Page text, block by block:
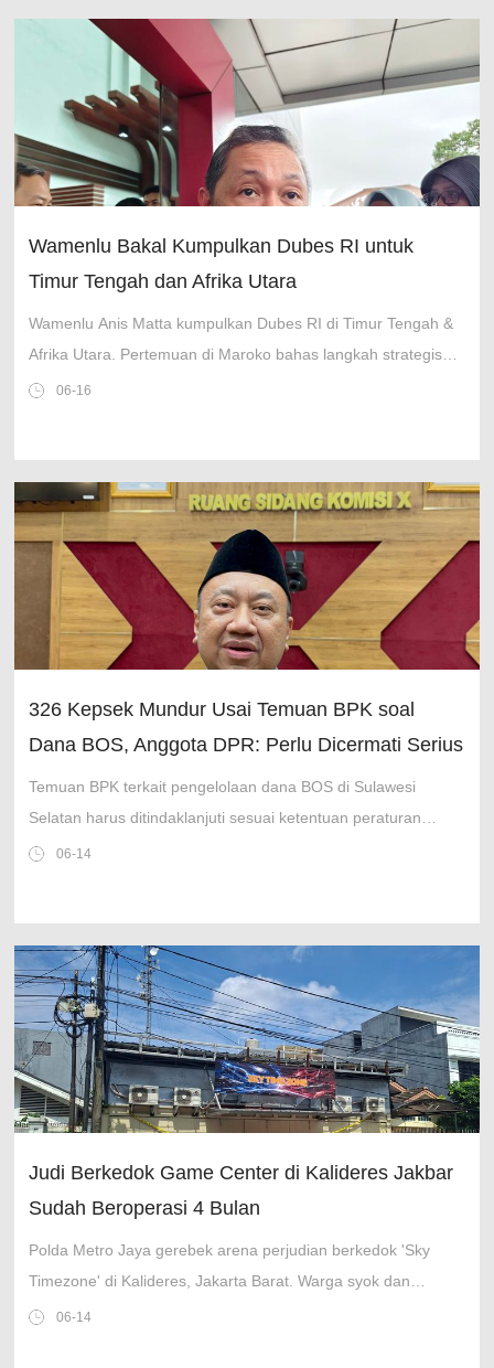
Wamenlu Bakal Kumpulkan Dubes RI untuk
Timur Tengah dan Afrika Utara
Wamenlu Anis Matta kumpulkan Dubes RI di Timur Tengah &
Afrika Utara. Pertemuan di Maroko bahas langkah strategis
tingkatkan ekonomi bilateral di tengah geopolitik dinamis.
06-16
326 Kepsek Mundur Usai Temuan BPK soal
Dana BOS, Anggota DPR: Perlu Dicermati Serius
Temuan BPK terkait pengelolaan dana BOS di Sulawesi
Selatan harus ditindaklanjuti sesuai ketentuan peraturan
perundang-undangan.
06-14
Judi Berkedok Game Center di Kalideres Jakbar
Sudah Beroperasi 4 Bulan
Polda Metro Jaya gerebek arena perjudian berkedok 'Sky
Timezone' di Kalideres, Jakarta Barat. Warga syok dan
khawatir keamanan permukiman. Puluhan mesin diamankan.
06-14